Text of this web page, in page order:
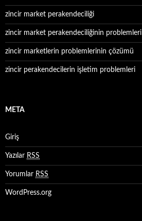
zincir market perakendeciliği
zincir market perakendeciliğinin problemleri
zincir marketlerin problemlerinin çözümü
zincir perakendecilerin işletim problemleri
META
Giriş
Yazılar RSS
Yorumlar RSS
WordPress.org